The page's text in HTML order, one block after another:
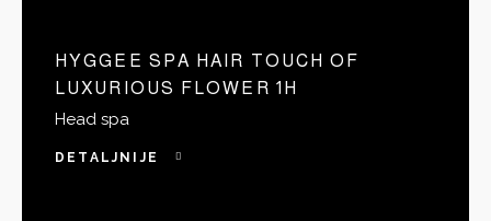
HYGGEE SPA HAIR TOUCH OF
LUXURIOUS FLOWER 1H
Head spa
DETALJNIJE